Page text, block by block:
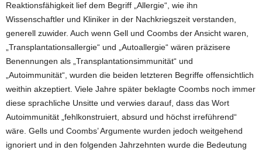
Reaktionsfähigkeit lief dem Begriff „Allergie“, wie ihn
Wissenschaftler und Kliniker in der Nachkriegszeit verstanden,
generell zuwider. Auch wenn Gell und Coombs der Ansicht waren,
„Transplantationsallergie“ und „Autoallergie“ wären präzisere
Benennungen als „Transplantationsimmunität“ und
„Autoimmunität“, wurden die beiden letzteren Begriffe offensichtlich
weithin akzeptiert. Viele Jahre später beklagte Coombs noch immer
diese sprachliche Unsitte und verwies darauf, dass das Wort
Autoimmunität „fehlkonstruiert, absurd und höchst irreführend“
wäre. Gells und Coombs’ Argumente wurden jedoch weitgehend
ignoriert und in den folgenden Jahrzehnten wurde die Bedeutung